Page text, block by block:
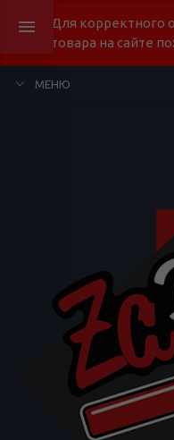
Для корректного
товара на сайте
МЕНЮ